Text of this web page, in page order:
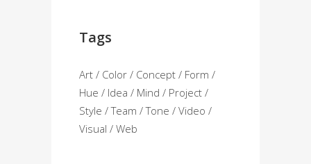
Tags
Art Color Concept
Form
Hue
Idea Mind
Project
Style
Team Tone
Video
Visual
Web